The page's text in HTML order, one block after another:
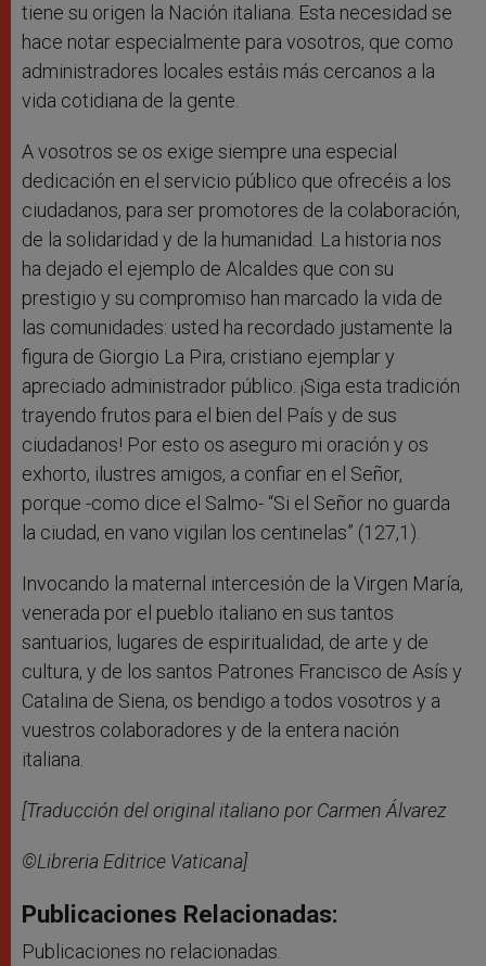
tiene su origen la Nación italiana. Esta necesidad se
hace notar especialmente para vosotros, que como
administradores locales estáis más cercanos a la
vida cotidiana de la gente.
A vosotros se os exige siempre una especial
dedicación en el servicio público que ofrecéis a los
ciudadanos, para ser promotores de la colaboración,
de la solidaridad y de la humanidad. La historia nos
ha dejado el ejemplo de Alcaldes que con su
prestigio y su compromiso han marcado la vida de
las comunidades: usted ha recordado justamente la
figura de Giorgio La Pira, cristiano ejemplar y
apreciado administrador público. ¡Siga esta tradición
trayendo frutos para el bien del País y de sus
ciudadanos! Por esto os aseguro mi oración y os
exhorto, ilustres amigos, a confiar en el Señor,
porque -como dice el Salmo- “Si el Señor no guarda
la ciudad, en vano vigilan los centinelas” (127,1).
Invocando la maternal intercesión de la Virgen María,
venerada por el pueblo italiano en sus tantos
santuarios, lugares de espiritualidad, de arte y de
cultura, y de los santos Patrones Francisco de Asís y
Catalina de Siena, os bendigo a todos vosotros y a
vuestros colaboradores y de la entera nación
italiana.
[Traducción del original italiano por CarmenÁlvarez
©Libreria Editrice Vaticana]
Publicaciones Relacionadas:
Publicaciones no relacionadas.